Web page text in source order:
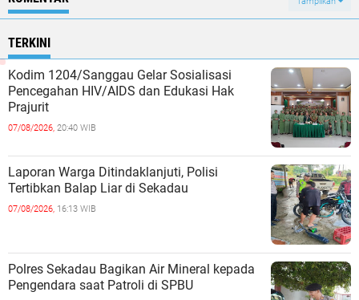
TERKINI
Kodim 1204/Sanggau Gelar Sosialisasi
Pencegahan HIV/AIDS dan Edukasi Hak
Prajurit
07/08/2026, 20:40 WIB
Laporan Warga Ditindaklanjuti, Polisi
Tertibkan Balap Liar di Sekadau
07/08/2026, 16:13 WIB
Polres Sekadau Bagikan Air Mineral kepada
Pengendara saat Patroli di SPBU